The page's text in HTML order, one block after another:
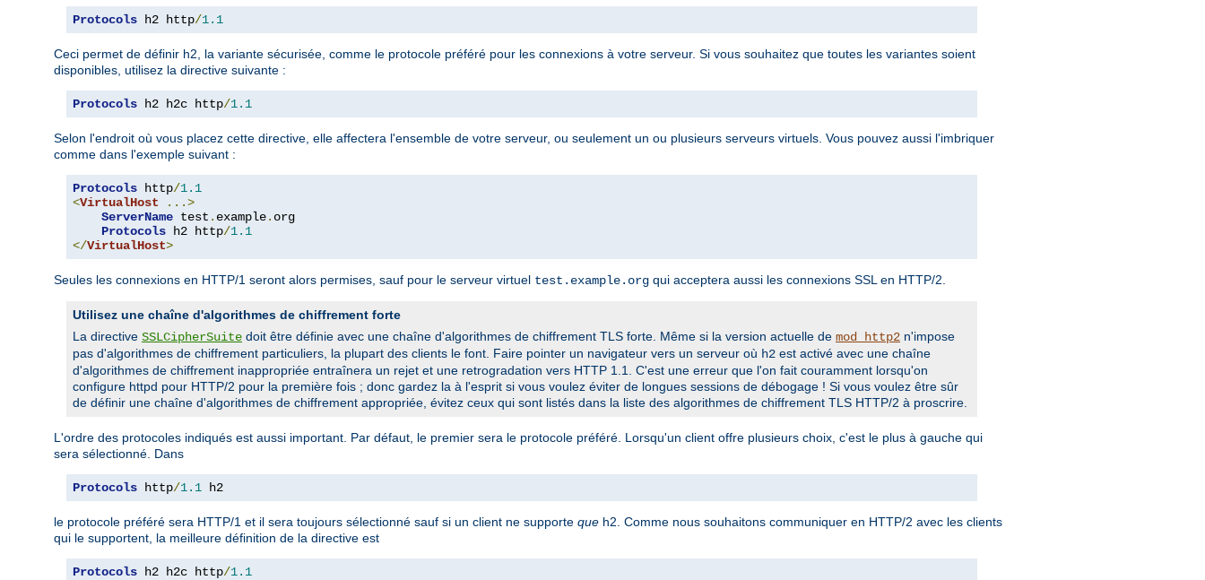
Protocols h2 http/1.1
Ceci permet de définir h2, la variante sécurisée, comme le protocole préféré pour les connexions à votre serveur. Si vous souhaitez que toutes les variantes soient
disponibles, utilisez la directive suivante :
Protocols h2 h2c http/1.1
Selon l'endroit où vous placez cette directive, elle affectera l'ensemble de votre serveur, ou seulement un ou plusieurs serveurs virtuels. Vous pouvez aussi l'imbriquer
comme dans l'exemple suivant :
Protocols http/1.1
<VirtualHost
...>
ServerName test . example. org
Protocols h2 http/1.1
</VirtualHost>
Seules les connexions en HTTP/1 seront alors permises, sauf pour le serveur virtuel test.example.org qui acceptera aussi les connexions SSL en HTTP/2.
Utilisez une chaîne d'algorithmes de chiffrement forte
La directive SSLCipherSuite doit être définie avec une chaîne d'algorithmes de chiffrement TLS forte. Même si la version actuelle de mod_http2 n'impose
pas d'algorithmes de chiffrement particuliers, la plupart des clients le font. Faire pointer un navigateur vers un serveur où h2 est activé avec une chaîne
d'algorithmes de chiffrement inappropriée entraînera un rejet et une retrogradation vers HTTP 1.1. C'est une erreur que l'on fait couramment lorsqu'on
configure httpd pour HTTP/2 pour la première fois ; donc gardez la à l'esprit si vous voulez éviter de longues sessions de débogage ! Si vous voulez être sûr
de définir une chaîne d'algorithmes de chiffrement appropriée, évitez ceux qui sont listés dans la liste des algorithmes de chiffrement TLS HTTP/2 à proscrire.
L'ordre des protocoles indiqués est aussi important. Par défaut, le premier sera le protocole préféré. Lorsqu'un client offre plusieurs choix, c'est le plus à gauche qui
sera sélectionné. Dans
Protocols http/1.1 h2
le protocole préféré sera HTTP/1 et il sera toujours sélectionné sauf si un client ne supporte que h2. Comme nous souhaitons communiquer en HTTP/2 avec les clients
qui le supportent, la meilleure définition de la directive est
Protocols h2 h2c http/1.1